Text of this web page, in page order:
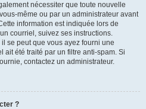
nécessiter que toute nouvelle
même ou par un administrateur avant
information est indiquée lors de
courriel, suivez ses instructions.
se peut que vous ayez fourni une
ait été traité par un filtre anti-spam. Si
contactez un administrateur.
?